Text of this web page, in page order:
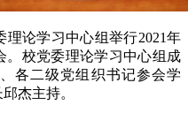
论学习中心组举行2021年
。校党委理论学习中心组成
各二级党组织书记参会学
杰主持。